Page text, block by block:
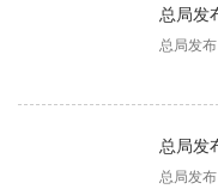
总局发
总局发
总局发
总局发